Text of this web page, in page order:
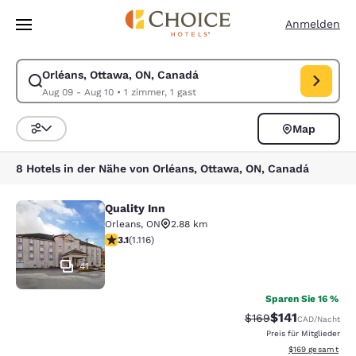
Weiter Zu Hauptinhalt
Anmelden
Orléans, Ottawa, ON, Canadá
Aug 09 - Aug 10• 1 zimmer, 1 gast
Suche für Orléans, Ottawa, ON, Canadá ändern. Check-in-Datum Aug
Sortieren und Filtern,
Map
8 Hotels in der Nähe von Orléans, Ottawa, ON, Canadá
Quality Inn
41
Quality Inn
Orleans, ON
2.88 km
3.12-Sterne-Bewertung. Gut. 1116 Bewertungen
3.1(1.116)
Sparen Sie 16 %
Durchgestrichener
$169Vergünstigter
$141CAD/Nacht
Preis für Mitglieder
Geschätzte
$169 gesamt